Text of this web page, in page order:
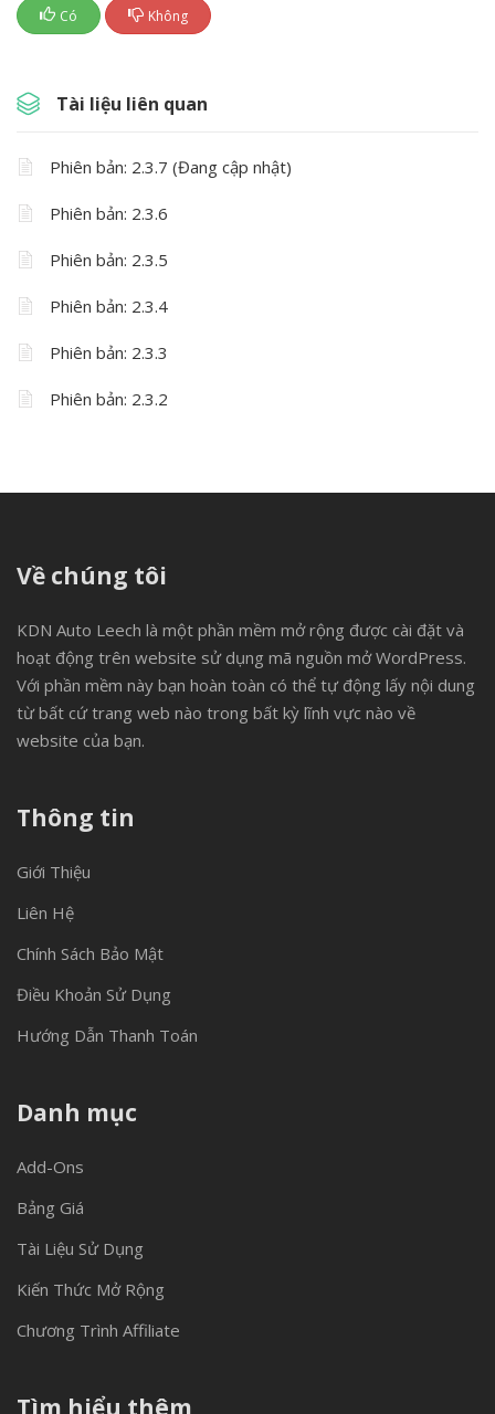
Có Không
Tài liệu liên quan
Phiên bản: 2.3.7 (Đang cập nhật)
Phiên bản: 2.3.6
Phiên bản: 2.3.5
Phiên bản: 2.3.4
Phiên bản: 2.3.3
Phiên bản: 2.3.2
Về chúng tôi
KDN Auto Leech là một phần mềm mở rộng được cài đặt và
hoạt động trên website sử dụng mã nguồn mở WordPress.
Với phần mềm này bạn hoàn toàn có thể tự động lấy nội dung
từ bất cứ trang web nào trong bất kỳ lĩnh vực nào về
website của bạn.
Thông tin
Giới Thiệu
Liên Hệ
Chính Sách Bảo Mật
Điều Khoản Sử Dụng
Hướng Dẫn Thanh Toán
Danh mục
Add-Ons
Bảng Giá
Tài Liệu Sử Dụng
Kiến Thức Mở Rộng
Chương Trình Affiliate
Tìm hiểu thêm